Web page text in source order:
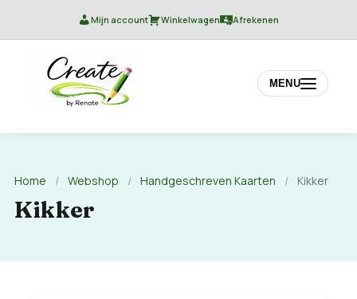
Mijn account Winkelwagen Afrekenen
MENU
Home / Webshop / Handgeschreven Kaarten / Kikker
Kikker